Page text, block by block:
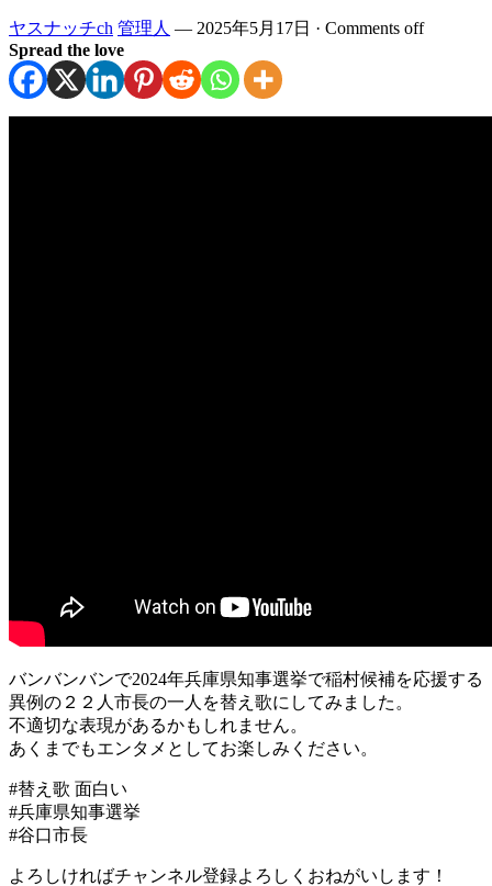
ヤスナッチch 管理人 — 2025年5月17日 · Comments off
Spread the love
バンバンバンで2024年兵庫県知事選挙で稲村候補を応援する
異例の２２人市長の一人を替え歌にしてみました。
不適切な表現があるかもしれません。
あくまでもエンタメとしてお楽しみください。
#替え歌 面白い
#兵庫県知事選挙
#谷口市長
よろしければチャンネル登録よろしくおねがいします！